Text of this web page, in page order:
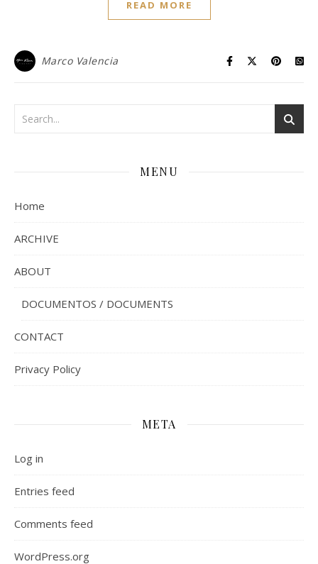
READ MORE
Marco Valencia
MENU
Home
ARCHIVE
ABOUT
DOCUMENTOS / DOCUMENTS
CONTACT
Privacy Policy
META
Log in
Entries feed
Comments feed
WordPress.org